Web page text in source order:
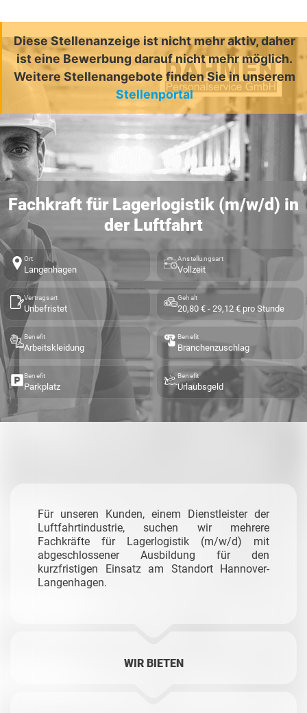
Diese Stellenanzeige ist nicht mehr aktiv, daher
ist eine Bewerbung darauf nicht mehr möglich.
Weitere Stellenangebote finden Sie in unserem
Stellenportal
Fachkraft für Lagerlogistik (m/w/d) in
der Luftfahrt
Ort
Langenhagen
Anstellungsart
Vollzeit
Vertragsart
Unbefristet
Gehalt
20,80 € - 29,12 € pro Stunde
Benefit
Arbeitskleidung
Benefit
Branchenzuschlag
Benefit
Parkplatz
Benefit
Urlaubsgeld
Für unseren Kunden, einem Dienstleister der
Luftfahrtindustrie, suchen wir mehrere
Fachkräfte für Lagerlogistik (m/w/d) mit
abgeschlossener Ausbildung für den
kurzfristigen Einsatz am Standort Hannover-
Langenhagen.
WIR BIETEN